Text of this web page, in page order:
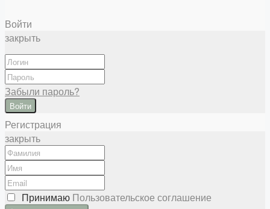
Войти
закрыть
Забыли пароль?
Войти
Регистрация
закрыть
Принимаю Пользовательское соглашение